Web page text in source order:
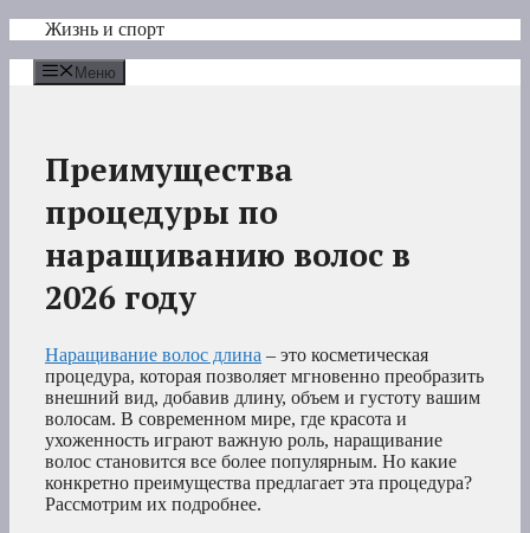
Перейти
содержимому
Жизнь и спорт
Меню
Преимущества
процедуры по
наращиванию волос в
2026 году
Наращивание волос длина – это косметическая
процедура, которая позволяет мгновенно преобразить
внешний вид, добавив длину, объем и густоту вашим
волосам. В современном мире, где красота и
ухоженность играют важную роль, наращивание
волос становится все более популярным. Но какие
конкретно преимущества предлагает эта процедура?
Рассмотрим их подробнее.